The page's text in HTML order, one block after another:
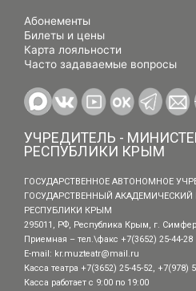
Абонементы
Билеты и цены
Карта лояльности
Часто задаваемые вопросы
УЧРЕДИТЕЛЬ -
РЕСПУБЛИКИ КРЫМ
ГОСУДАРСТВЕННОЕ АВТОНОМНОЕ
ГОСУДАРСТВЕННЫЙ
РЕСПУБЛИКИ КРЫМ
295011, РФ, Республика Крым, г.
Приемная – тел.\факс +7(3652) 25-44-28
E-mail: kr.muzteatr@mail.ru
Касса театра +7(3652) 25-45-52, +7(978)
Касса работает с 9:00 по 19:00